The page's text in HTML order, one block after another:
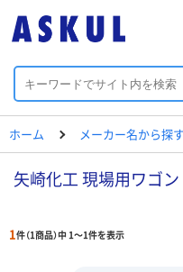
ホーム メーカー名から探す
矢崎化工 現場用ワゴン
1件（1商品）中 1～1件を表示